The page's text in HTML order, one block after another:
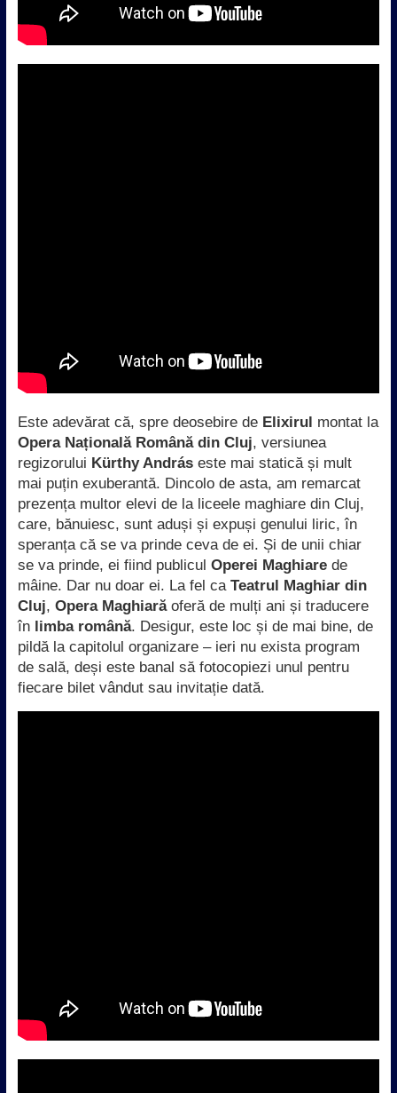
Este adevărat că, spre deosebire de Elixirul montat la
Opera Națională Română din Cluj, versiunea
regizorului Kürthy András este mai statică și mult
mai puțin exuberantă. Dincolo de asta, am remarcat
prezența multor elevi de la liceele maghiare din Cluj,
care, bănuiesc, sunt aduși și expuși genului liric, în
speranța că se va prinde ceva de ei. Și de unii chiar
se va prinde, ei fiind publicul Operei Maghiarede
mâine. Dar nu doar ei. La fel ca Teatrul Maghiar din
Cluj, Opera Maghiarăoferă de mulți ani și traducere
în limba română. Desigur, este loc și de mai bine, de
pildă la capitolul organizare – ieri nu exista program
de sală, deși este banal să fotocopiezi unul pentru
fiecare bilet vândut sau invitație dată.